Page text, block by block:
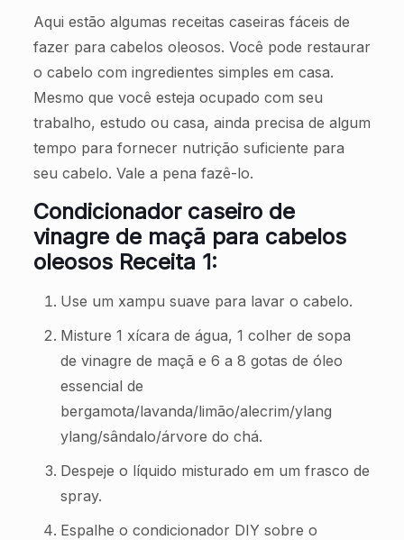
Aqui estão algumas receitas caseiras fáceis de
fazer para cabelos oleosos. Você pode restaurar
o cabelo com ingredientes simples em casa.
Mesmo que você esteja ocupado com seu
trabalho, estudo ou casa, ainda precisa de algum
tempo para fornecer nutrição suficiente para
seu cabelo. Vale a pena fazê-lo.
Condicionador caseiro de
vinagre de maçã para cabelos
oleosos Receita 1:
Use um xampu suave para lavar o cabelo.
Misture 1 xícara de água, 1 colher de sopa
de vinagre de maçã e 6 a 8 gotas de óleo
essencial de
bergamota/lavanda/limão/alecrim/ylang
ylang/sândalo/árvore do chá.
Despeje o líquido misturado em um frasco de
spray.
Espalhe o condicionador DIY sobre o